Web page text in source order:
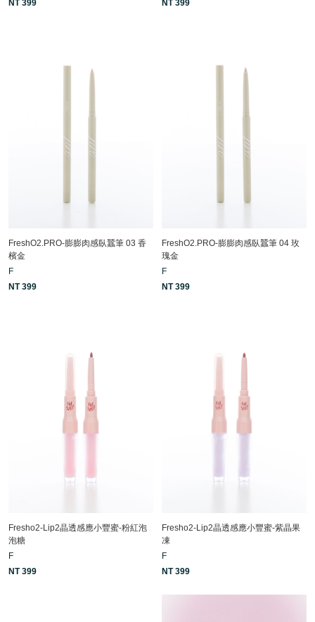
NT 399 NT 399
FreshO2.PRO-膨膨肉感臥蠶筆 03 香
檳金
F
NT 399
FreshO2.PRO-膨膨肉感臥蠶筆 04 玫
瑰金
F
NT 399
Fresho2-Lip2晶透感應小豐蜜-粉紅泡
泡糖
F
NT 399
Fresho2-Lip2晶透感應小豐蜜-紫晶果
凍
F
NT 399